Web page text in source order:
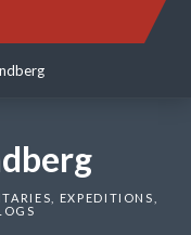
EXPEDITIONS,